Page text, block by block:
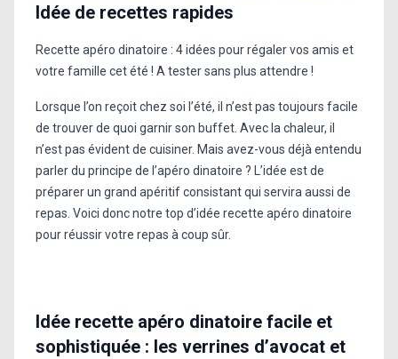
Idée de recettes rapides
Recette apéro dinatoire : 4 idées pour régaler vos amis et
votre famille cet été ! A tester sans plus attendre !
Lorsque l’on reçoit chez soi l’été, il n’est pas toujours facile
de trouver de quoi garnir son buffet. Avec la chaleur, il
n’est pas évident de cuisiner. Mais avez-vous déjà entendu
parler du principe de l’apéro dinatoire ? L’idée est de
préparer un grand apéritif consistant qui servira aussi de
repas. Voici donc notre top d’idée recette apéro dinatoire
pour réussir votre repas à coup sûr.
Idée recette apéro dinatoire facile et
sophistiquée : les verrines d’avocat et